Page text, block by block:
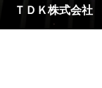
ＴＤＫ株式会社